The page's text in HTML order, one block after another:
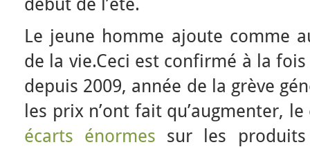
début de l’été.
Le jeune homme ajoute comme
de la vie.Ceci est confirmé à la fois
depuis 2009, année de la grève
les prix n’ont fait qu’augmenter,
écarts énormes sur les